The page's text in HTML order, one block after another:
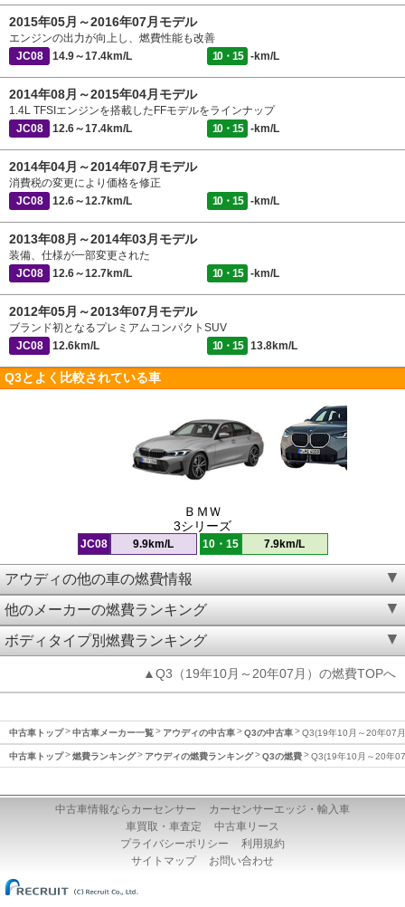
2015年05月～2016年07月モデル
エンジンの出力が向上し、燃費性能も改善
JC08
14.9～17.4km/L 10・15 -km/L
2014年08月～2015年04月モデル
1.4L TFSIエンジンを搭載したFFモデルをラインナップ
JC08
12.6～17.4km/L 10・15 -km/L
2014年04月～2014年07月モデル
消費税の変更により価格を修正
JC08
12.6～12.7km/L 10・15 -km/L
2013年08月～2014年03月モデル
装備、仕様が一部変更された
JC08
12.6～12.7km/L 10・15 -km/L
2012年05月～2013年07月モデル
ブランド初となるプレミアムコンパクトSUV
JC08
12.6km/L 10・15 13.8km/L
Q3とよく比較されている車
ＢＭＷ
3シリーズ
JC08 9.9km/L 10・15 7.9km/L
アウディの他の車の燃費情報
他のメーカーの燃費ランキング
ボディタイプ別燃費ランキング
▲Q3（19年10月～20年07月）の燃費TOPへ
中古車トップ 中古車メーカー一覧 アウディの中古車 Q3の中古車 Q3(19年10月～20年07
中古車トップ 燃費ランキング アウディの燃費ランキング Q3の燃費 Q3(19年10月～20年
中古車情報ならカーセンサー
カーセンサーエッジ・輸入車
車買取・車査定
中古車リース
プライバシーポリシー
利用規約
サイトマップ
お問い合わせ